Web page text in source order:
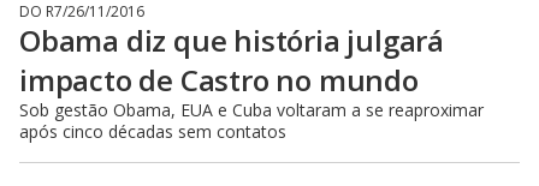
DO R7/26/11/2016
Obama diz que história julgará
impacto de Castro no mundo
Sob gestão Obama, EUA e Cuba voltaram a se reaproximar
após cinco décadas sem contatos